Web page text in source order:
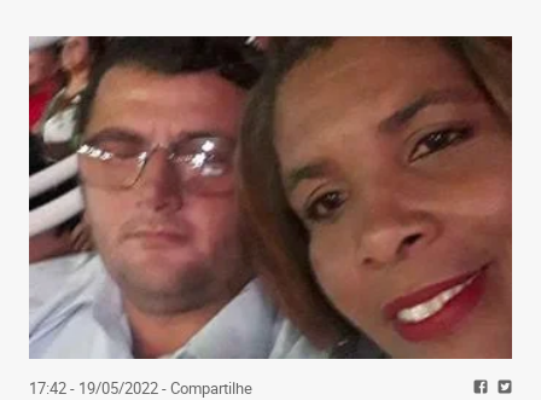
17:42 - 19/05/2022- Compartilhe